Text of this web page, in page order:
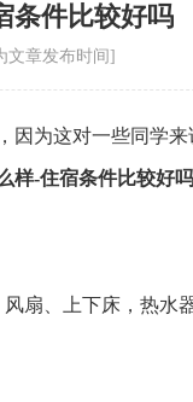
条件比较好吗
文章发布时间]
为这对一些同学来
样-住宿条件比较好吗
扇、上下床，热水